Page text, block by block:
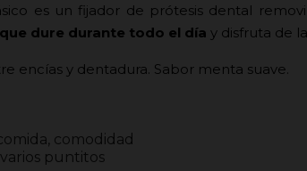
es un fijador de prótesis dental
dure durante todo el día y disfruta de
encías y dentadura. Sabor menta suave.
comodidad
puntitos